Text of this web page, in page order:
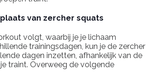
van zercher squats
volgt, waarbij je je lichaam
trainingsdagen, kun je de zercher
dagen inzetten, afhankelijk van de
traint. Overweeg de volgende